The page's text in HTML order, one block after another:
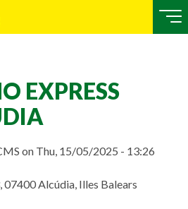
EXPRESS
on Thu, 15/05/2025 - 13:26
07400 Alcúdia, Illes Balears